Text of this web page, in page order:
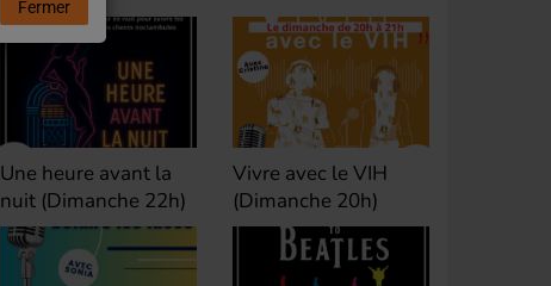
Vivre avec le VIH
(Dimanche 20h)
Club M's le Mix by
David (Lundi, jeudi et
samedi 23h)
Fermer